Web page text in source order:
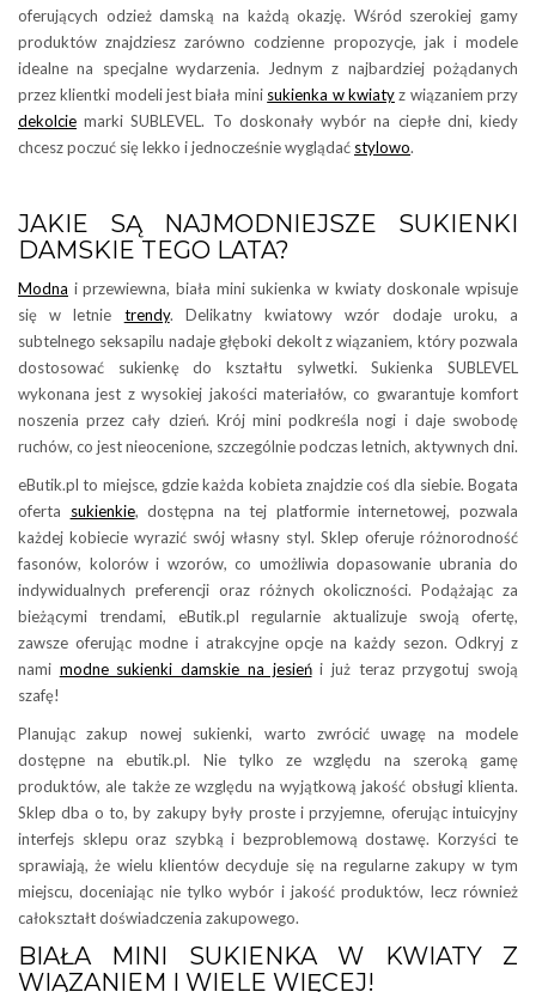
oferujących odzież damską na każdą okazję. Wśród szerokiej gamy
produktów znajdziesz zarówno codzienne propozycje, jak i modele
idealne na specjalne wydarzenia. Jednym z najbardziej pożądanych
przez klientki modeli jest biała mini sukienka w kwiatyz wiązaniem przy
dekolcie marki SUBLEVEL. To doskonały wybór na ciepłe dni, kiedy
chcesz poczuć się lekko i jednocześnie wyglądać stylowo.
JAKIE SĄ NAJMODNIEJSZE SUKIENKI
DAMSKIE TEGO LATA?
Modna i przewiewna, biała mini sukienka w kwiaty doskonale wpisuje
się w letnie trendy. Delikatny kwiatowy wzór dodaje uroku, a
subtelnego seksapilu nadaje głęboki dekolt z wiązaniem, który pozwala
dostosować sukienkę do kształtu sylwetki. Sukienka SUBLEVEL
wykonana jest z wysokiej jakości materiałów, co gwarantuje komfort
noszenia przez cały dzień. Krój mini podkreśla nogi i daje swobodę
ruchów, co jest nieocenione, szczególnie podczas letnich, aktywnych dni.
eButik.pl to miejsce, gdzie każda kobieta znajdzie coś dla siebie. Bogata
oferta sukienkie, dostępna na tej platformie internetowej, pozwala
każdej kobiecie wyrazić swój własny styl. Sklep oferuje różnorodność
fasonów, kolorów i wzorów, co umożliwia dopasowanie ubrania do
indywidualnych preferencji oraz różnych okoliczności. Podążając za
bieżącymi trendami, eButik.pl regularnie aktualizuje swoją ofertę,
zawsze oferując modne i atrakcyjne opcje na każdy sezon. Odkryj z
nami modne sukienki damskie na jesieńi już teraz przygotuj swoją
szafę!
Planując zakup nowej sukienki, warto zwrócić uwagę na modele
dostępne na ebutik.pl. Nie tylko ze względu na szeroką gamę
produktów, ale także ze względu na wyjątkową jakość obsługi klienta.
Sklep dba o to, by zakupy były proste i przyjemne, oferując intuicyjny
interfejs sklepu oraz szybką i bezproblemową dostawę. Korzyści te
sprawiają, że wielu klientów decyduje się na regularne zakupy w tym
miejscu, doceniając nie tylko wybór i jakość produktów, lecz również
całokształt doświadczenia zakupowego.
BIAŁA MINI SUKIENKA W KWIATY Z
WIĄZANIEM I WIELE WIĘCEJ!